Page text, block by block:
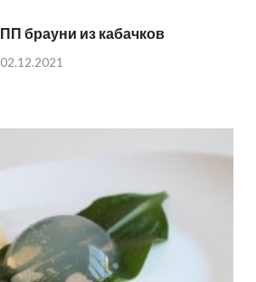
ПП брауни из кабачков
02.12.2021